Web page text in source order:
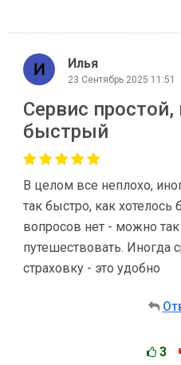
Илья
23 Сентябрь 2025 11:51
Сервис
быстрый
В целом все неплохо,
так быстро, как
вопросов нет - можно
путешествовать. Иногда
страховку - это удобно
3